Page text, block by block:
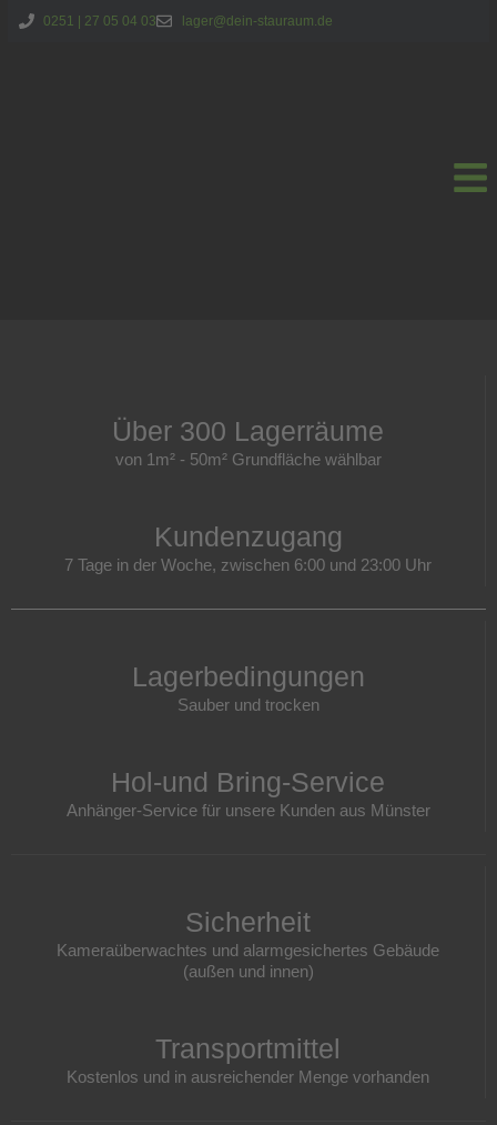
0251 | 27 05 04 03 lager@dein-stauraum.de
Über 300 Lagerräume
von 1m² - 50m² Grundfläche wählbar
Kundenzugang
7 Tage in der Woche, zwischen 6:00 und 23:00 Uhr
Lagerbedingungen
Sauber und trocken
Hol-und Bring-Service
Anhänger-Service für unsere Kunden aus Münster
Sicherheit
Kameraüberwachtes und alarmgesichertes Gebäude
(außen und innen)
Transportmittel
Kostenlos und in ausreichender Menge vorhanden